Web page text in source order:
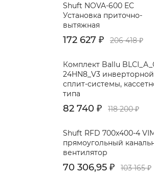
Shuft NOVA-600 EC
Установка приточно-
вытяжная
172 627 ₽ 206 418₽
Комплект Ballu
24HN8_V3 инверторной
сплит-системы,
типа
82 740 ₽ 118 200₽
Shuft RFD 700x400-4
прямоугольный
вентилятор
70 306,95 ₽ 103 165₽